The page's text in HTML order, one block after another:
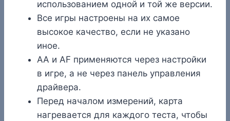
использованием одной и той же версии.
Все игры настроены на их самое
высокое качество, если не указано
иное.
AA и AF применяются через настройки
в игре, а не через панель управления
драйвера.
Перед началом измерений, карта
нагревается для каждого теста, чтобы